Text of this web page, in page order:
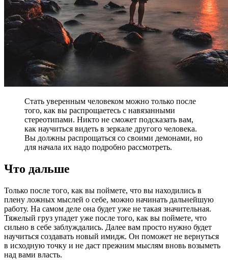
Стать уверенным человеком можно только после
того, как вы распрощаетесь с навязанными
стереотипами. Никто не сможет подсказать вам,
как научиться видеть в зеркале другого человека.
Вы должны распрощаться со своими демонами, но
для начала их надо подробно рассмотреть.
Что дальше
Только после того, как вы поймете, что вы находились в
плену ложных мыслей о себе, можно начинать дальнейшую
работу. На самом деле она будет уже не такая значительная.
Тяжелый груз упадет уже после того, как вы поймете, что
сильно в себе заблуждались. Далее вам просто нужно будет
научиться создавать новый имидж. Он поможет не вернуться
в исходную точку и не даст прежним мыслям вновь возыметь
над вами власть.